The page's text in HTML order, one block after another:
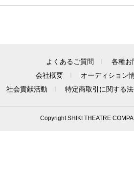
よくあるご質問
各種お
会社概要
オーディション
社会貢献活動
特定商取引に関する
Copyright SHIKI THEATRE